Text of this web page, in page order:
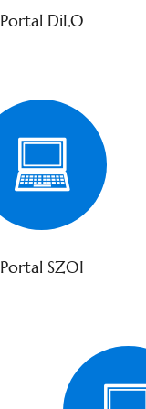
Portal DiLO
Portal SZOI